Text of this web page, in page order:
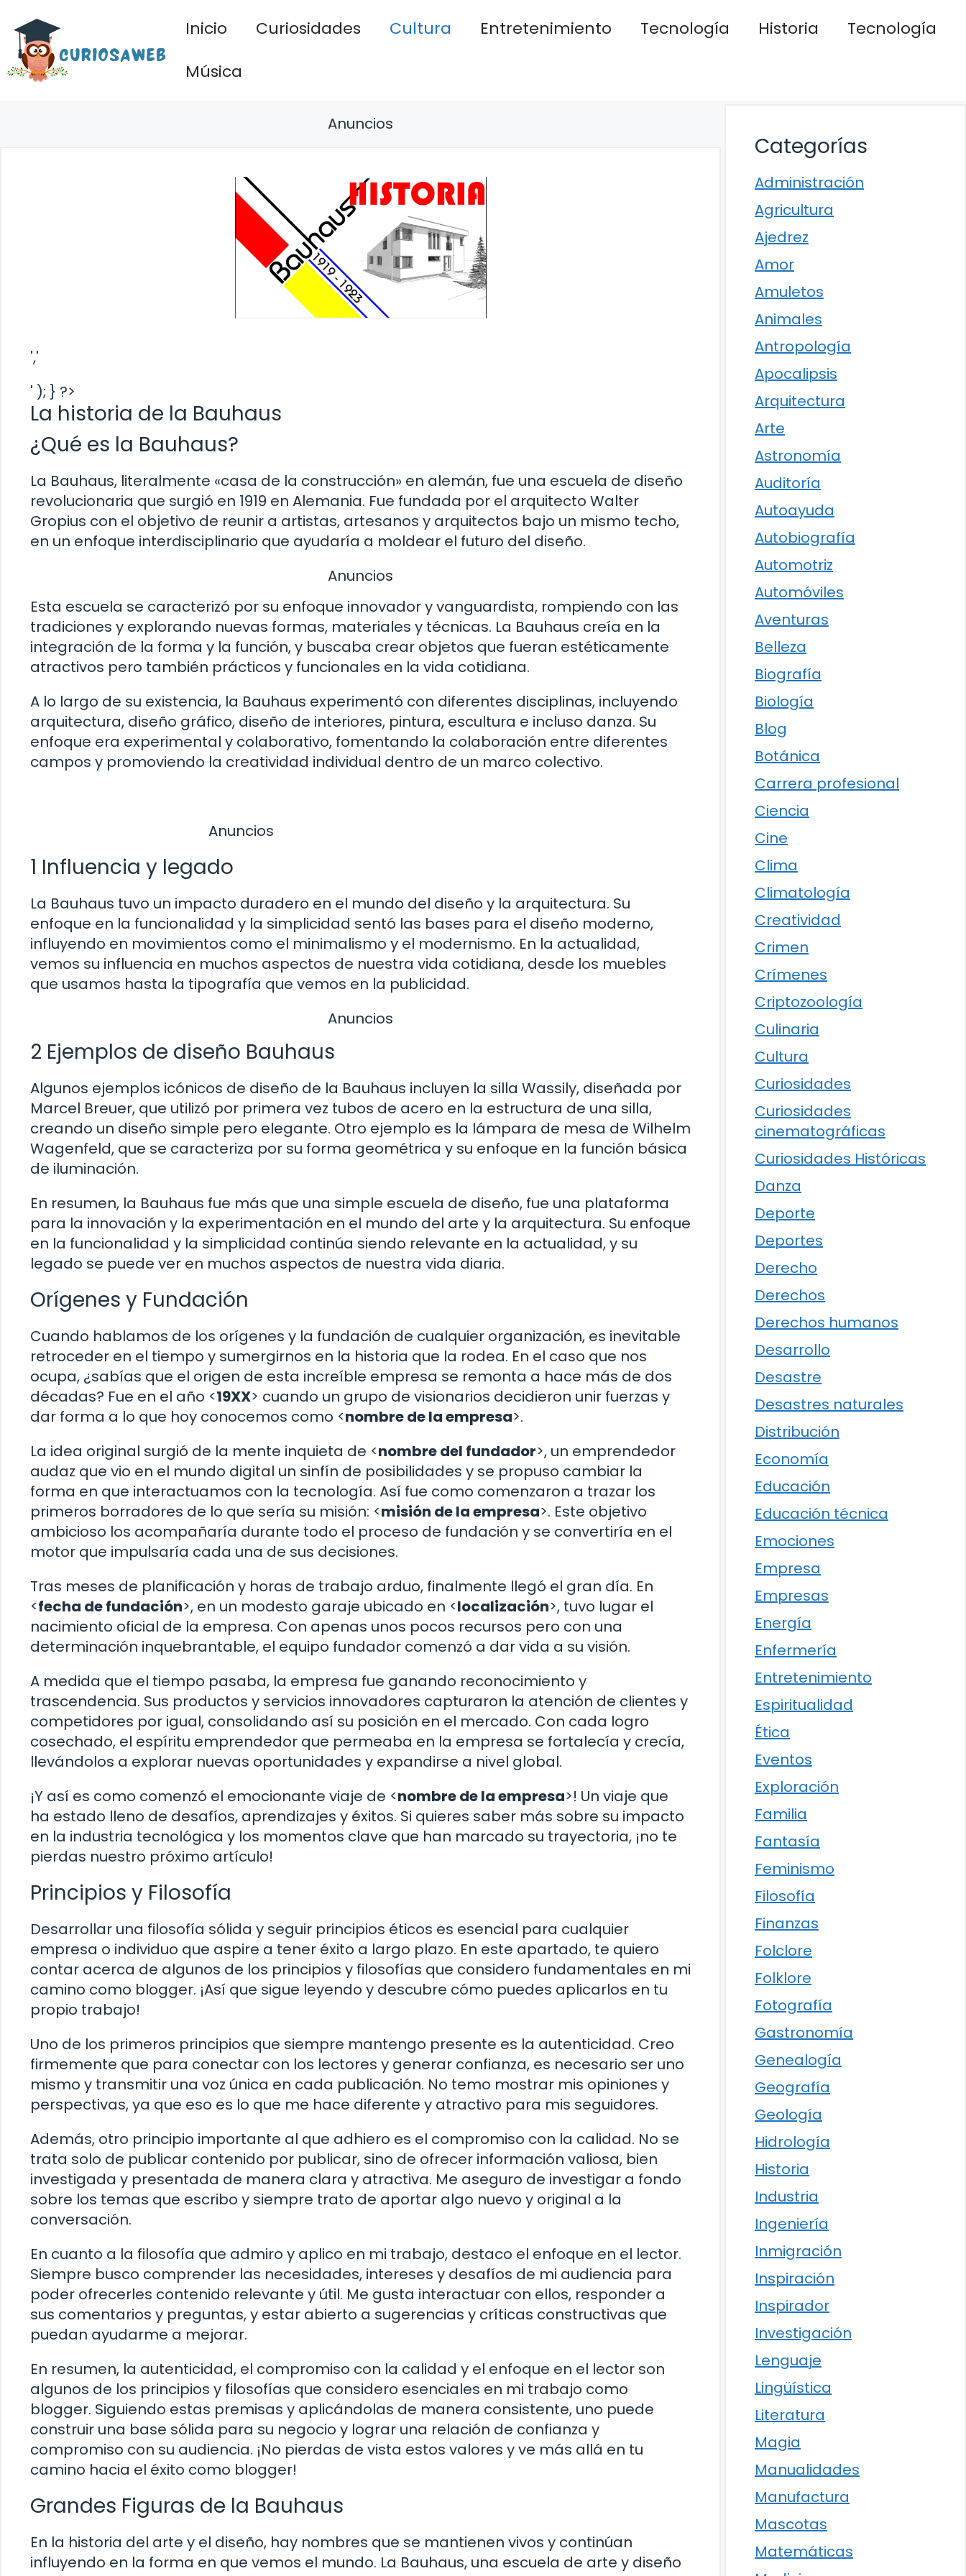
contenido
Inicio Curiosidades Cultura Entretenimiento Tecnología Historia
Tecnología
Música
Anuncios
','
' ); } ?>
La historia de la Bauhaus
¿Qué es la Bauhaus?
La Bauhaus, literalmente «casa de la construcción» en alemán, fue una escuela de diseño
revolucionaria que surgió en 1919 en Alemania. Fue fundada por el arquitecto Walter
Gropius con el objetivo de reunir a artistas, artesanos y arquitectos bajo un mismo techo,
en un enfoque interdisciplinario que ayudaría a moldear el futuro del diseño.
Anuncios
Esta escuela se caracterizó por su enfoque innovador y vanguardista, rompiendo con las
tradiciones y explorando nuevas formas, materiales y técnicas. La Bauhaus creía en la
integración de la forma y la función, y buscaba crear objetos que fueran estéticamente
atractivos pero también prácticos y funcionales en la vida cotidiana.
A lo largo de su existencia, la Bauhaus experimentó con diferentes disciplinas, incluyendo
arquitectura, diseño gráfico, diseño de interiores, pintura, escultura e incluso danza. Su
enfoque era experimental y colaborativo, fomentando la colaboración entre diferentes
campos y promoviendo la creatividad individual dentro de un marco colectivo.
Anuncios
1 Influencia y legado
La Bauhaus tuvo un impacto duradero en el mundo del diseño y la arquitectura. Su
enfoque en la funcionalidad y la simplicidad sentó las bases para el diseño moderno,
influyendo en movimientos como el minimalismo y el modernismo. En la actualidad,
vemos su influencia en muchos aspectos de nuestra vida cotidiana, desde los muebles
que usamos hasta la tipografía que vemos en la publicidad.
Anuncios
2 Ejemplos de diseño Bauhaus
Algunos ejemplos icónicos de diseño de la Bauhaus incluyen la silla Wassily, diseñada por
Marcel Breuer, que utilizó por primera vez tubos de acero en la estructura de una silla,
creando un diseño simple pero elegante. Otro ejemplo es la lámpara de mesa de Wilhelm
Wagenfeld, que se caracteriza por su forma geométrica y su enfoque en la función básica
de iluminación.
En resumen, la Bauhaus fue más que una simple escuela de diseño, fue una plataforma
para la innovación y la experimentación en el mundo del arte y la arquitectura. Su enfoque
en la funcionalidad y la simplicidad continúa siendo relevante en la actualidad, y su
legado se puede ver en muchos aspectos de nuestra vida diaria.
Orígenes y Fundación
Cuando hablamos de los orígenes y la fundación de cualquier organización, es inevitable
retroceder en el tiempo y sumergirnos en la historia que la rodea. En el caso que nos
ocupa, ¿sabías que el origen de esta increíble empresa se remonta a hace más de dos
décadas? Fue en el año <19XX> cuando un grupo de visionarios decidieron unir fuerzas y
dar forma a lo que hoy conocemos como <nombre de la empresa>.
La idea original surgió de la mente inquieta de <nombre del fundador>, un emprendedor
audaz que vio en el mundo digital un sinfín de posibilidades y se propuso cambiar la
forma en que interactuamos con la tecnología. Así fue como comenzaron a trazar los
primeros borradores de lo que sería su misión: <misión de la empresa>. Este objetivo
ambicioso los acompañaría durante todo el proceso de fundación y se convertiría en el
motor que impulsaría cada una de sus decisiones.
Tras meses de planificación y horas de trabajo arduo, finalmente llegó el gran día. En
<fecha de fundación>, en un modesto garaje ubicado en <localización>, tuvo lugar el
nacimiento oficial de la empresa. Con apenas unos pocos recursos pero con una
determinación inquebrantable, el equipo fundador comenzó a dar vida a su visión.
A medida que el tiempo pasaba, la empresa fue ganando reconocimiento y
trascendencia. Sus productos y servicios innovadores capturaron la atención de clientes y
competidores por igual, consolidando así su posición en el mercado. Con cada logro
cosechado, el espíritu emprendedor que permeaba en la empresa se fortalecía y crecía,
llevándolos a explorar nuevas oportunidades y expandirse a nivel global.
¡Y así es como comenzó el emocionante viaje de <nombre de la empresa>! Un viaje que
ha estado lleno de desafíos, aprendizajes y éxitos. Si quieres saber más sobre su impacto
en la industria tecnológica y los momentos clave que han marcado su trayectoria, ¡no te
pierdas nuestro próximo artículo!
Principios y Filosofía
Desarrollar una filosofía sólida y seguir principios éticos es esencial para cualquier
empresa o individuo que aspire a tener éxito a largo plazo. En este apartado, te quiero
contar acerca de algunos de los principios y filosofías que considero fundamentales en mi
camino como blogger. ¡Así que sigue leyendo y descubre cómo puedes aplicarlos en tu
propio trabajo!
Uno de los primeros principios que siempre mantengo presente es la autenticidad. Creo
firmemente que para conectar con los lectores y generar confianza, es necesario ser uno
mismo y transmitir una voz única en cada publicación. No temo mostrar mis opiniones y
perspectivas, ya que eso es lo que me hace diferente y atractivo para mis seguidores.
Además, otro principio importante al que adhiero es el compromiso con la calidad. No se
trata solo de publicar contenido por publicar, sino de ofrecer información valiosa, bien
investigada y presentada de manera clara y atractiva. Me aseguro de investigar a fondo
sobre los temas que escribo y siempre trato de aportar algo nuevo y original a la
conversación.
En cuanto a la filosofía que admiro y aplico en mi trabajo, destaco el enfoque en el lector.
Siempre busco comprender las necesidades, intereses y desafíos de mi audiencia para
poder ofrecerles contenido relevante y útil. Me gusta interactuar con ellos, responder a
sus comentarios y preguntas, y estar abierto a sugerencias y críticas constructivas que
puedan ayudarme a mejorar.
En resumen, la autenticidad, el compromiso con la calidad y el enfoque en el lector son
algunos de los principios y filosofías que considero esenciales en mi trabajo como
blogger. Siguiendo estas premisas y aplicándolas de manera consistente, uno puede
construir una base sólida para su negocio y lograr una relación de confianza y
compromiso con su audiencia. ¡No pierdas de vista estos valores y ve más allá en tu
camino hacia el éxito como blogger!
Grandes Figuras de la Bauhaus
En la historia del arte y el diseño, hay nombres que se mantienen vivos y continúan
influyendo en la forma en que vemos el mundo. La Bauhaus, una escuela de arte y diseño
Categorías
Administración
Agricultura
Ajedrez
Amor
Amuletos
Animales
Antropología
Apocalipsis
Arquitectura
Arte
Astronomía
Auditoría
Autoayuda
Autobiografía
Automotriz
Automóviles
Aventuras
Belleza
Biografía
Biología
Blog
Botánica
Carrera profesional
Ciencia
Cine
Clima
Climatología
Creatividad
Crimen
Crímenes
Criptozoología
Culinaria
Cultura
Curiosidades
Curiosidades
cinematográficas
Curiosidades Históricas
Danza
Deporte
Deportes
Derecho
Derechos
Derechos humanos
Desarrollo
Desastre
Desastres naturales
Distribución
Economía
Educación
Educación técnica
Emociones
Empresa
Empresas
Energía
Enfermería
Entretenimiento
Espiritualidad
Ética
Eventos
Exploración
Familia
Fantasía
Feminismo
Filosofía
Finanzas
Folclore
Folklore
Fotografía
Gastronomía
Genealogía
Geografía
Geología
Hidrología
Historia
Industria
Ingeniería
Inmigración
Inspiración
Inspirador
Investigación
Lenguaje
Lingüística
Literatura
Magia
Manualidades
Manufactura
Mascotas
Matemáticas